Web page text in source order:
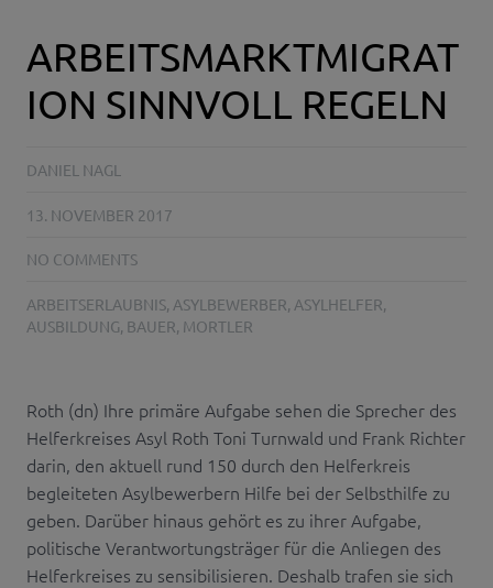
ARBEITSMARKTMIGRAT
ION SINNVOLL REGELN
DANIEL NAGL
13. NOVEMBER 2017
NO COMMENTS
ARBEITSERLAUBNIS, ASYLBEWERBER, ASYLHELFER,
AUSBILDUNG, BAUER, MORTLER
Roth (dn) Ihre primäre Aufgabe sehen die Sprecher des
Helferkreises Asyl Roth Toni Turnwald und Frank Richter
darin, den aktuell rund 150 durch den Helferkreis
begleiteten Asylbewerbern Hilfe bei der Selbsthilfe zu
geben. Darüber hinaus gehört es zu ihrer Aufgabe,
politische Verantwortungsträger für die Anliegen des
Helferkreises zu sensibilisieren. Deshalb trafen sie sich